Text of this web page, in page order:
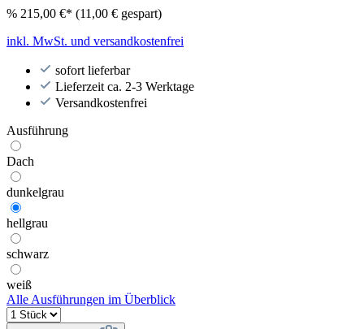
% 215,00 €* (11,00 € gespart)
inkl. MwSt. und versandkostenfrei
sofort lieferbar
Lieferzeit ca. 2-3 Werktage
Versandkostenfrei
Ausführung
Dach
dunkelgrau
hellgrau
schwarz
weiß
Alle Ausführungen im Überblick